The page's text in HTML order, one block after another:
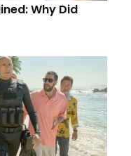
Why Did